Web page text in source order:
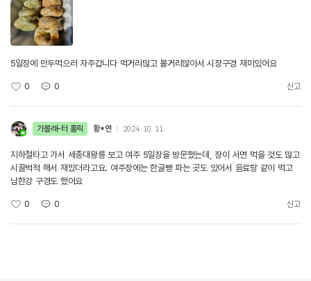
5일장에 만두먹으러 자주갑니다 먹거리많고 볼거리많아서 시장구경 재미있어요
0 0 신고
가볼래-터 홀릭 황*연 2024. 10. 11.
지하철타고 가서 세종대왕릉 보고 여주 5일장을 방문했는데, 장이 서면 먹을 것도 많고
시끌벅적 해서 재밌더라고요. 여주장에는 한글빵 파는 곳도 있어서 음료랑 같이 먹고
남한강 구경도 했어요
0 0 신고